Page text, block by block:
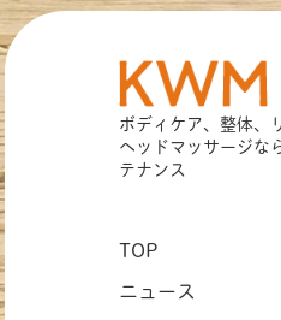
ボディケア、整体、
ヘッドマッサージな
テナンス
TOP
ニュース